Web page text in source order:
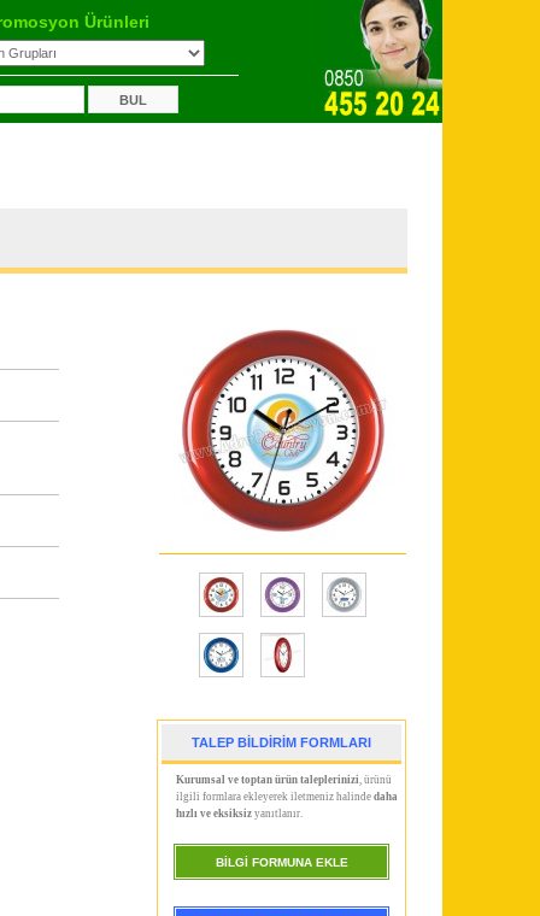
Ürünleri
TALEP BİLDİRİM FORMLARI
Kurumsal ve toptan ürün taleplerinizi , ürünü
ilgili formlara ekleyerek iletmeniz halindedaha
hızlı ve eksiksiz yanıtlanır.
BİLGİ FORMUNA EKLE